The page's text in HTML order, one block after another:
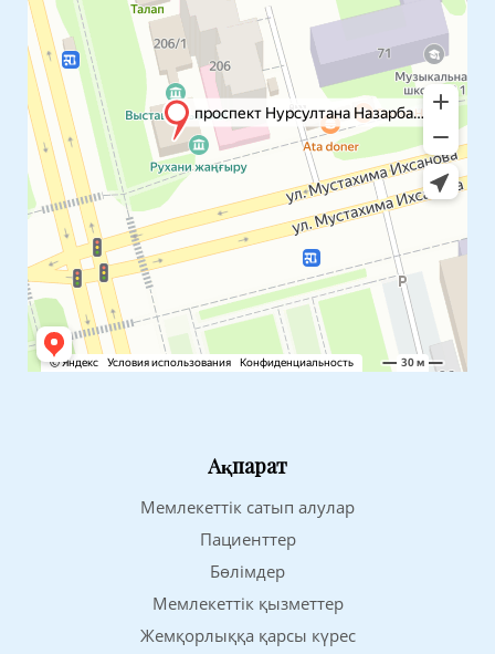
Ақпарат
Мемлекеттік сатып алулар
Пациенттер
Бөлімдер
Мемлекеттік қызметтер
Жемқорлыққа қарсы күрес